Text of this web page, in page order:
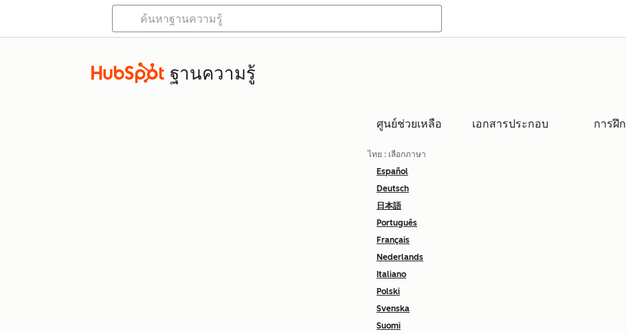
ฐานความรู้
ศูนย์ช่วยเหลือ เอกสารประกอบ การฝึ
ไทย : เลือกภาษา
Español
Deutsch
日本語
Português
Français
Nederlands
Italiano
Polski
Svenska
Suomi